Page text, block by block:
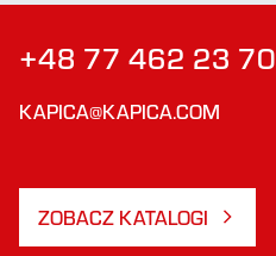
+48 77 462 23 70
KAPICA@KAPICA.COM
ZOBACZ KATALOGI